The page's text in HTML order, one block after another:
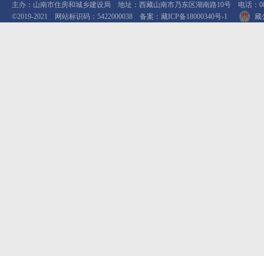
主办：山南市住房和城乡建设局 地址：西藏山南市乃东区湖南路10号 电话：
©2019-2021 网站标识码：5422000038 备案： 藏ICP备18000340号-1 藏